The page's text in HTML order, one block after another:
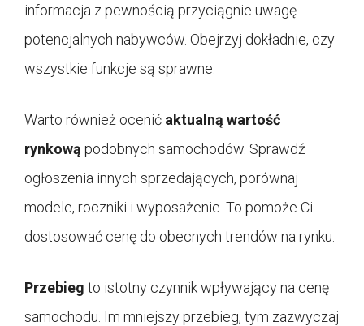
informacja z pewnością przyciągnie uwagę
potencjalnych nabywców. Obejrzyj dokładnie, czy
wszystkie funkcje są sprawne.
Warto również ocenić aktualną wartość
rynkową podobnych samochodów. Sprawdź
ogłoszenia innych sprzedających, porównaj
modele, roczniki i wyposażenie. To pomoże Ci
dostosować cenę do obecnych trendów na rynku.
Przebieg to istotny czynnik wpływający na cenę
samochodu. Im mniejszy przebieg, tym zazwyczaj